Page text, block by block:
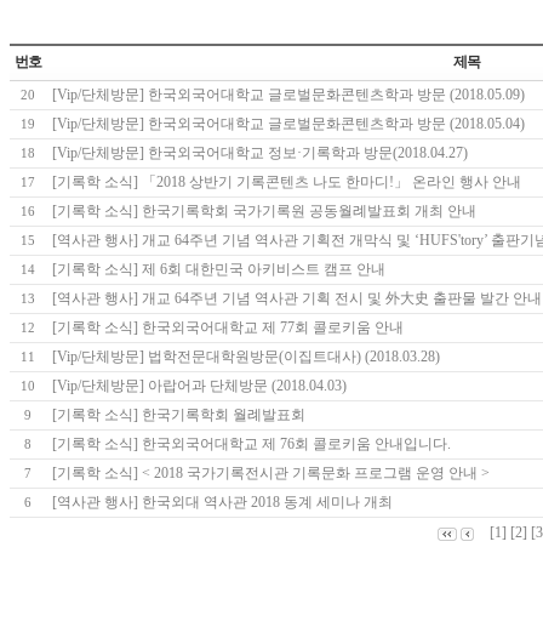
번호 제목
20 [Vip/단체방문] 한국외국어대학교 글로벌문화콘텐츠학과 방문 (2018.05.09)
19 [Vip/단체방문] 한국외국어대학교 글로벌문화콘텐츠학과 방문 (2018.05.04)
18 [Vip/단체방문] 한국외국어대학교 정보·기록학과 방문(2018.04.27)
17 [기록학 소식] 「2018 상반기 기록콘텐츠 나도 한마디!」 온라인 행사 안내
16 [기록학 소식] 한국기록학회 국가기록원 공동월례발표회 개최 안내
15 [역사관 행사] 개교 64주년 기념 역사관 기획전 개막식 및 ‘HUFS'tory’ 출판
14 [기록학 소식] 제 6회 대한민국 아키비스트 캠프 안내
13 [역사관 행사] 개교 64주년 기념 역사관 기획 전시 및 外大史 출판물 발간 안
12 [기록학 소식] 한국외국어대학교 제 77회 콜로키움 안내
11 [Vip/단체방문] 법학전문대학원방문(이집트대사) (2018.03.28)
10 [Vip/단체방문] 아랍어과 단체방문 (2018.04.03)
9 [기록학 소식] 한국기록학회 월례발표회
8 [기록학 소식] 한국외국어대학교 제 76회 콜로키움 안내입니다.
7 [기록학 소식] < 2018 국가기록전시관 기록문화 프로그램 운영 안내 >
6
[역사관 행사] 한국외대 역사관 2018 동계 세미나 개최
[1] [2]